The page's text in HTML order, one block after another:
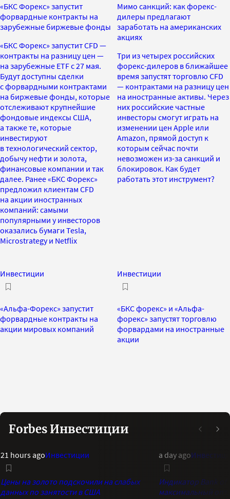
«БКС Форекс» запустит
форвардные контракты на
зарубежные биржевые фонды
«БКС Форекс» запустит CFD —
контракты на разницу цен —
на зарубежные ETF с 27 мая.
Будут доступны сделки
с форвардными контрактами
на биржевые фонды, которые
отслеживают крупнейшие
фондовые индексы США,
а также те, которые
инвестируют
в технологический сектор,
добычу нефти и золота,
финансовые компании и так
далее. Ранее «БКС Форекс»
предложил клиентам CFD
на акции иностранных
компаний: самыми
популярными у инвесторов
оказались бумаги Tesla,
Microstrategy и Netflix
Мимо санкций: как форекс-
дилеры предлагают
заработать на американских
акциях
Три из четырех российских
форекс-дилеров в ближайшее
время запустят торговлю CFD
— контрактами на разницу цен
на иностранные активы. Через
них российские частные
инвесторы смогут играть на
изменении цен Apple или
Amazon, прямой доступ к
которым сейчас почти
невозможен из-за санкций и
блокировок. Как будет
работать этот инструмент?
Инвестиции
«Альфа-Форекс» запустит
форвардные контракты на
акции мировых компаний
Инвестиции
«БКС форекс» и «Альфа-
форекс» запустят торговлю
форвардами на иностранные
акции
Forbes Инвестиции
21 hours agoИнвестиции
Цены на золото подскочили на слабых
данных по занятости в США
a day ago
Индикатор Bank of
максимальный